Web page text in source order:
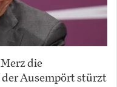
die
Ausempört stürzt